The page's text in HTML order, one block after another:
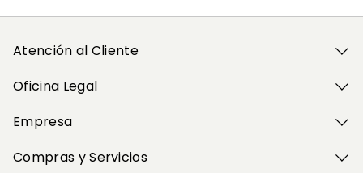
Atención al Cliente
Oficina Legal
Empresa
Compras y Servicios